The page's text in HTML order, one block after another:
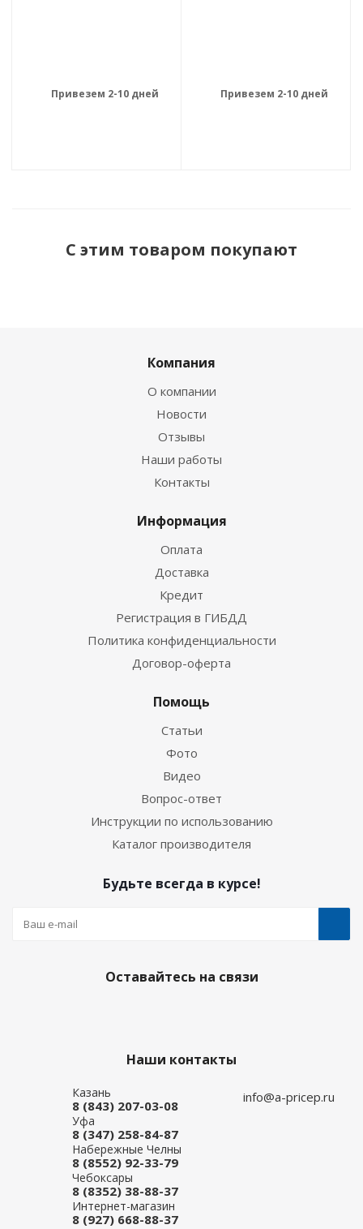
Привезем 2-10 дней Привезем 2-10 дней
С этим товаром покупают
Компания
О компании
Новости
Отзывы
Наши работы
Контакты
Информация
Оплата
Доставка
Кредит
Регистрация в ГИБДД
Политика конфиденциальности
Договор-оферта
Помощь
Статьи
Фото
Видео
Вопрос-ответ
Инструкции по использованию
Каталог производителя
Будьте всегда в курсе!
Оставайтесь на связи
Наши контакты
Казань
8 (843) 207-03-08
Уфа
8 (347) 258-84-87
Набережные Челны
8 (8552) 92-33-79
Чебоксары
8 (8352) 38-88-37
Интернет-магазин
8 (927) 668-88-37
info@a-pricep.ru